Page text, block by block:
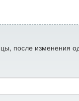
после изменения